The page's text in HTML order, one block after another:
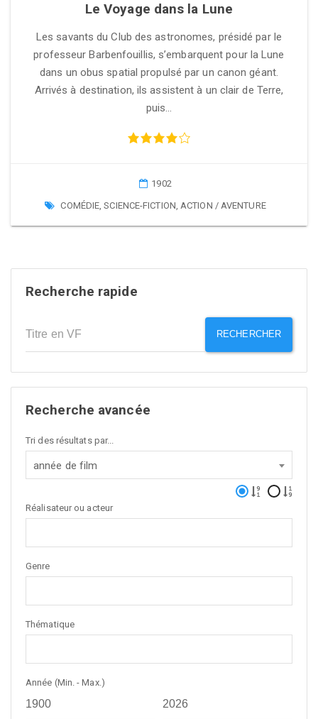
Le Voyage dans la Lune
Les savants du Club des astronomes, présidé par le
professeur Barbenfouillis, s’embarquent pour la Lune
dans un obus spatial propulsé par un canon géant.
Arrivés à destination, ils assistent à un clair de Terre,
puis…
1902
COMÉDIE,SCIENCE-FICTION,ACTION / AVENTURE
Recherche rapide
RECHERCHER
Recherche avancée
Tri des résultats par...
année de film
Réalisateur ou acteur
Genre
Thématique
Année (Min. - Max.)